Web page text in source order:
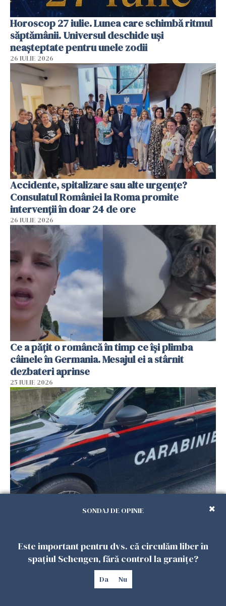
Horoscop 27 iulie. Lunea care schimbă ritmul
săptămânii. Universul deschide uși
neașteptate pentru unele zodii
26 IULIE 2026
Accidente, spitalizare sau alte urgențe?
Consulatul României la Roma promite
intervenții în doar 24 de ore
26 IULIE 2026
Ce a pățit o româncă în timp ce își plimba
câinele în Germania. Mesajul ei a stârnit
dezbateri aprinse
25 IULIE 2026
Româncă din Italia, acuzată că și-a lăsat copiii
25 IULIE 2026
SONDAJ DE OPINIE
Este important pentru dvs. că circulăm liber în
spațiul Schengen, fără control la granițe?
Da Nu